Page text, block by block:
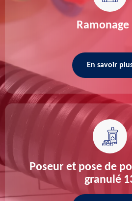
Ramonage
En savoir
Poseur et pose de
granulé